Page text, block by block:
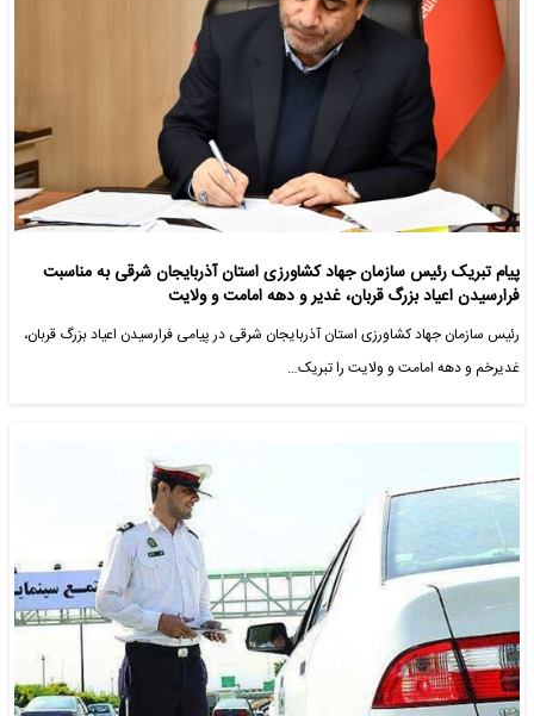
پیام تبریک رئیس سازمان جهاد کشاورزی استان آذربایجان شرقی به مناسبت
فرارسیدن اعیاد بزرگ قربان، غدیر و دهه امامت و ولایت
رئیس سازمان جهاد کشاورزی استان آذربایجان شرقی در پیامی فرارسیدن اعیاد بزرگ قربان،
غدیرخم و دهه امامت و ولایت را تبریک…